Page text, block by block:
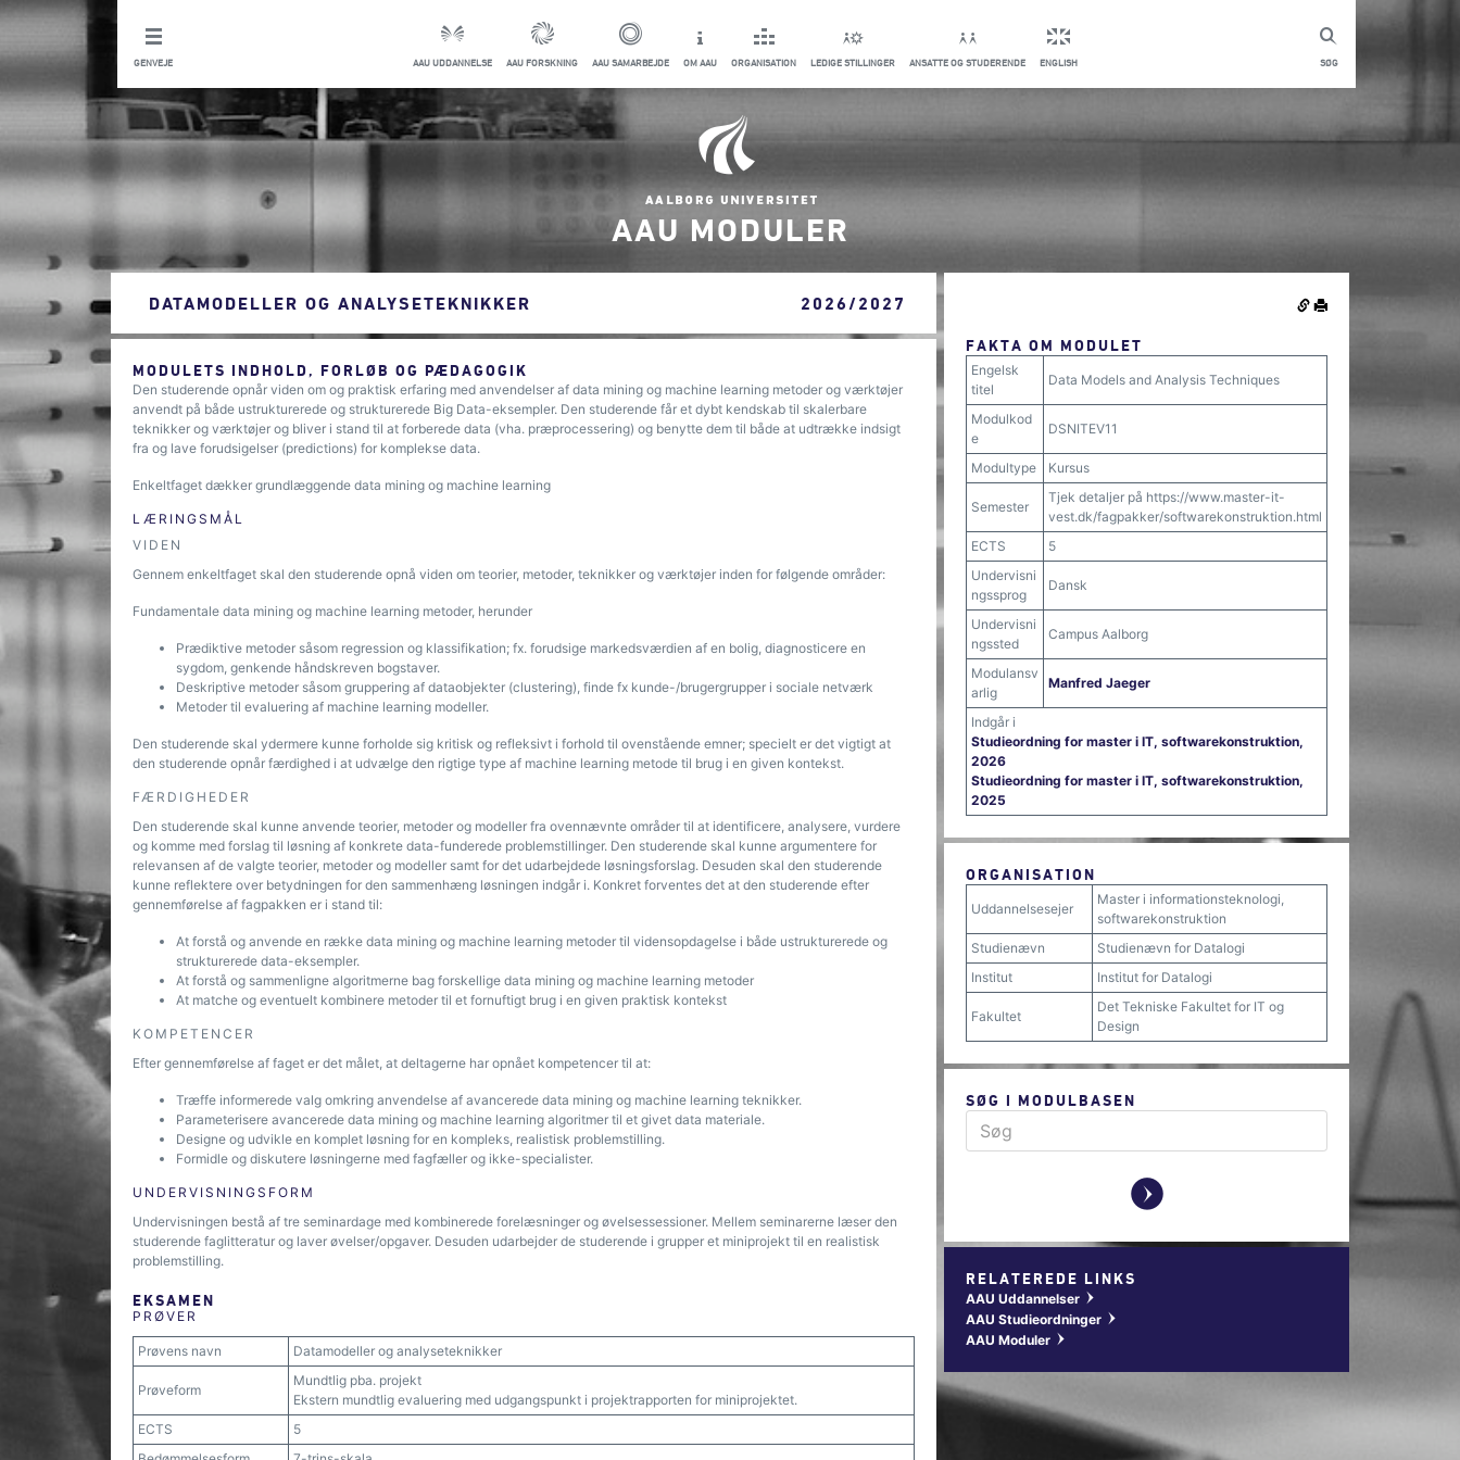
SØG
GENVEJE AAU UDDANNELSE AAU FORSKNING AAU SAMARBEJDE OM AAU ORGANISATION LEDIGE STILLINGER ANSATTE OG STUDERENDE ENGLISH
AAU MODULER
DATAMODELLER OG ANALYSETEKNIKKER 2026/2027
MODULETS INDHOLD, FORLØB OG PÆDAGOGIK
Den studerende opnår viden om og praktisk erfaring med anvendelser af data mining og machine learning metoder og værktøjer
anvendt på både ustrukturerede og strukturerede Big Data-eksempler. Den studerende får et dybt kendskab til skalerbare
teknikker og værktøjer og bliver i stand til at forberede data (vha. præprocessering) og benytte dem til både at udtrække indsigt
fra og lave forudsigelser (predictions) for komplekse data.
Enkeltfaget dækker grundlæggende data mining og machine learning
LÆRINGSMÅL
VIDEN
Gennem enkeltfaget skal den studerende opnå viden om teorier, metoder, teknikker og værktøjer inden for følgende områder:
Fundamentale data mining og machine learning metoder, herunder
Prædiktive metoder såsom regression og klassifikation; fx. forudsige markedsværdien af en bolig, diagnosticere en
sygdom, genkende håndskreven bogstaver.
Deskriptive metoder såsom gruppering af dataobjekter (clustering), finde fx kunde-/brugergrupper i sociale netværk
Metoder til evaluering af machine learning modeller.
Den studerende skal ydermere kunne forholde sig kritisk og refleksivt i forhold til ovenstående emner; specielt er det vigtigt at
den studerende opnår færdighed i at udvælge den rigtige type af machine learning metode til brug i en given kontekst.
FÆRDIGHEDER
Den studerende skal kunne anvende teorier, metoder og modeller fra ovennævnte områder til at identificere, analysere, vurdere
og komme med forslag til løsning af konkrete data-funderede problemstillinger. Den studerende skal kunne argumentere for
relevansen af de valgte teorier, metoder og modeller samt for det udarbejdede løsningsforslag. Desuden skal den studerende
kunne reflektere over betydningen for den sammenhæng løsningen indgår i. Konkret forventes det at den studerende efter
gennemførelse af fagpakken er i stand til:
At forstå og anvende en række data mining og machine learning metoder til vidensopdagelse i både ustrukturerede og
strukturerede data-eksempler.
At forstå og sammenligne algoritmerne bag forskellige data mining og machine learning metoder
At matche og eventuelt kombinere metoder til et fornuftigt brug i en given praktisk kontekst
KOMPETENCER
Efter gennemførelse af faget er det målet, at deltagerne har opnået kompetencer til at:
Træffe informerede valg omkring anvendelse af avancerede data mining og machine learning teknikker.
Parameterisere avancerede data mining og machine learning algoritmer til et givet data materiale.
Designe og udvikle en komplet løsning for en kompleks, realistisk problemstilling.
Formidle og diskutere løsningerne med fagfæller og ikke-specialister.
UNDERVISNINGSFORM
Undervisningen bestå af tre seminardage med kombinerede forelæsninger og øvelsessessioner. Mellem seminarerne læser den
studerende faglitteratur og laver øvelser/opgaver. Desuden udarbejder de studerende i grupper et miniprojekt til en realistisk
problemstilling.
EKSAMEN
PRØVER
Prøvens navn Datamodeller og analyseteknikker
Prøveform
Mundtlig pba. projekt
Ekstern mundtlig evaluering med udgangspunkt i projektrapporten for miniprojektet.
ECTS
5
FAKTA OM MODULET
Engelsk
titel
Data Models and Analysis Techniques
Modulkod
e
DSNITEV11
Modultype Kursus
Semester
Tjek detaljer på https://www.master-it-
vest.dk/fagpakker/softwarekonstruktion.html
ECTS
5
Undervisni
ngssprog
Dansk
Undervisni
ngssted
Campus Aalborg
Modulansv
arlig
Manfred Jaeger
Indgår i
Studieordning for master i IT, softwarekonstruktion,
2026
Studieordning for master i IT, softwarekonstruktion,
2025
ORGANISATION
Uddannelsesejer
Master i informationsteknologi,
softwarekonstruktion
Studienævn
Studienævn for Datalogi
Institut
Institut for Datalogi
Fakultet
Det Tekniske Fakultet for IT og
Design
SØG I MODULBASEN
y
RELATEREDE LINKS
AAU Uddannelser w
AAU Studieordninger w
AAU Moduler w